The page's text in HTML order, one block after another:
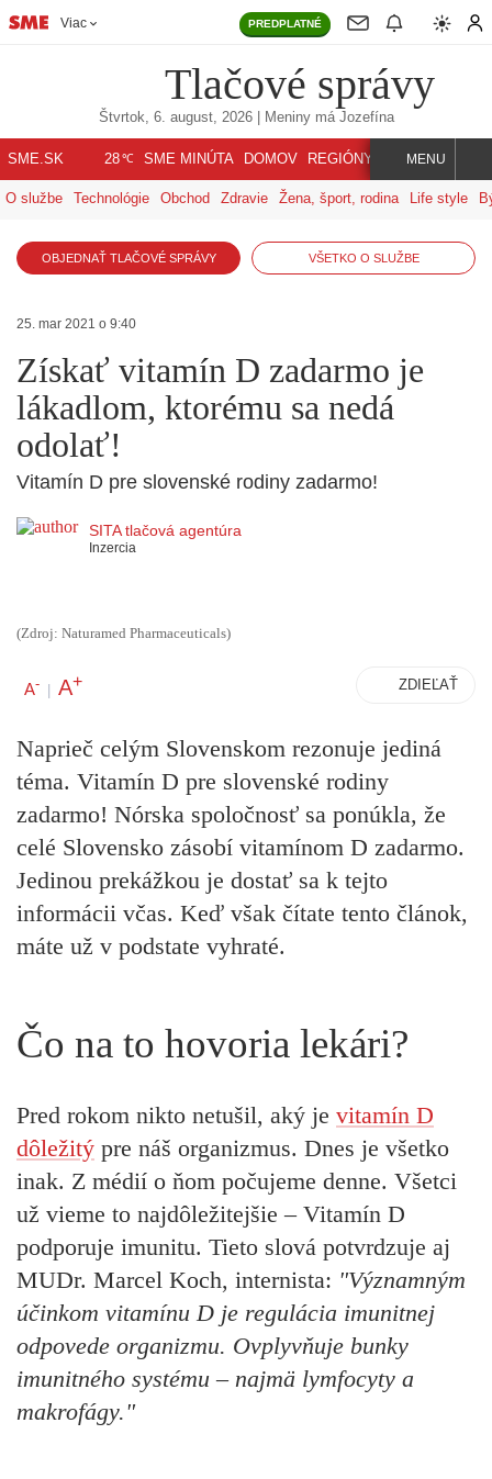
Viac PREDPLATNÉ
Tlačové správy
Štvrtok, 6. august, 2026| Meniny má Jozefína
SME.SK 28℃ SME MINÚTA DOMOV REGIÓNY INDEX SVET
MENU
O službe Technológie Obchod Zdravie Žena, šport, rodina Life style
OBJEDNAŤ TLAČOVÉ SPRÁVY VŠETKO O SLUŽBE
25. mar 2021 o 9:40
Získať vitamín D zadarmo je
lákadlom, ktorému sa nedá
odolať!
Vitamín D pre slovenské rodiny zadarmo!
SITA tlačová agentúra
Inzercia
(Zdroj: Naturamed Pharmaceuticals)
A- | A+ ZDIEĽAŤ
Naprieč celým Slovenskom rezonuje jediná
téma. Vitamín D pre slovenské rodiny
zadarmo! Nórska spoločnosť sa ponúkla, že
celé Slovensko zásobí vitamínom D zadarmo.
Jedinou prekážkou je dostať sa k tejto
informácii včas. Keď však čítate tento článok,
máte už v podstate vyhraté.
Čo na to hovoria lekári?
Pred rokom nikto netušil, aký je vitamín D
dôležitý pre náš organizmus. Dnes je všetko
inak. Z médií o ňom počujeme denne. Všetci
už vieme to najdôležitejšie – Vitamín D
podporuje imunitu. Tieto slová potvrdzuje aj
MUDr. Marcel Koch, internista: "Významným
účinkom vitamínu D je regulácia imunitnej
odpovede organizmu. Ovplyvňuje bunky
imunitného systému – najmä lymfocyty a
makrofágy."